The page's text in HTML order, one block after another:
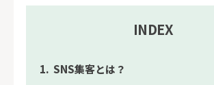
INDEX
SNS集客とは？